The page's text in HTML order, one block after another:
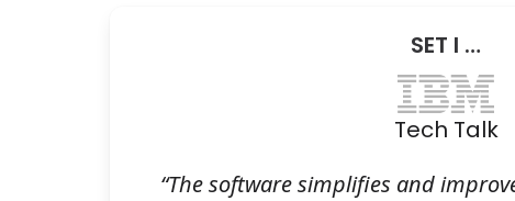
SET I …
Tech Talk
“The software simplifies and